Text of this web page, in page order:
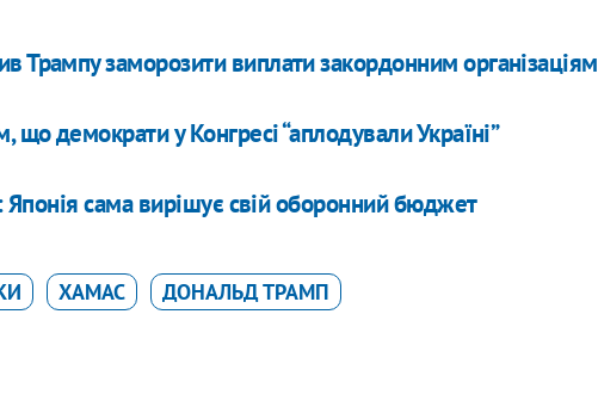
Трампу заморозити виплати закордонним організаціям
що демократи у Конгресі “аплодували Україні”
Японія сама вирішує свій оборонний бюджет
ХАМАС ДОНАЛЬД ТРАМП